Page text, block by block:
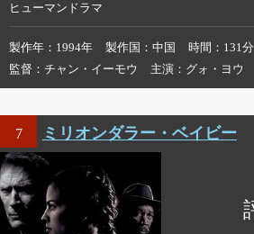
ヒューマンドラマ
製作年 1994年 製作国 中国 時間
131分
監督
チャン・イーモウ 主演 グォ・ヨウ
7 ミリオンダラー・ベイビー